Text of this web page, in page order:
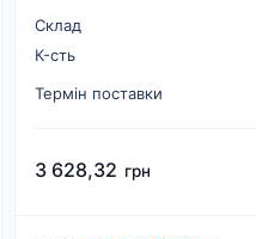
Склад
К-cть
Термін поставки
3 628,32 грн